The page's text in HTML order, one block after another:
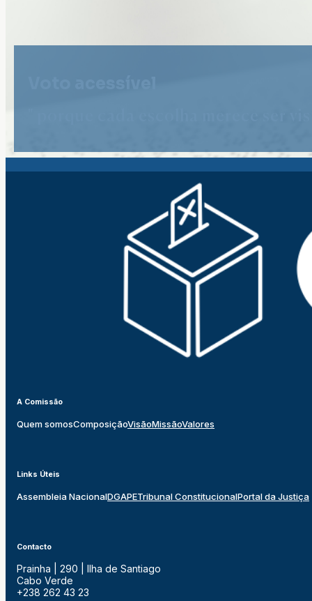
A Comissão
Quem somosComposiçãoVisãoMissãoValores
Links Úteis
Assembleia NacionalDGAPETribunal ConstitucionalPortal da Justiça
Contacto
Prainha | 290 | Ilha de Santiago
Cabo Verde
+238 262 43 23